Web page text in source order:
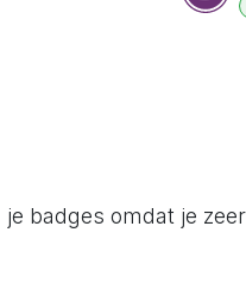
badges omdat je